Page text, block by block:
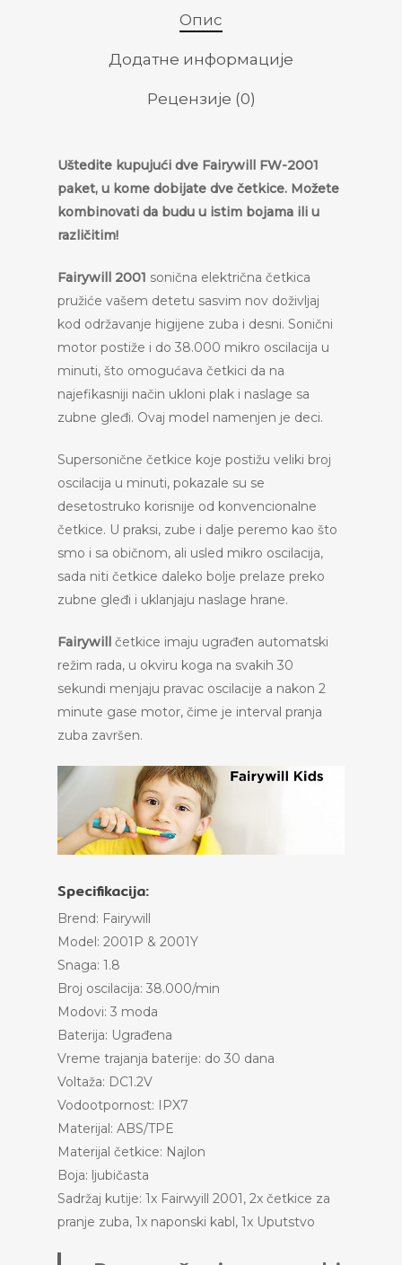
Опис
Додатне информације
Рецензије (0)
Uštedite kupujući dve Fairywill FW-2001
paket, u kome dobijate dve četkice. Možete
kombinovati da budu u istim bojama ili u
različitim!
Fairywill 2001 sonična električna četkica
pružiće vašem detetu sasvim nov doživljaj
kod održavanje higijene zuba i desni. Sonični
motor postiže i do 38.000 mikro oscilacija u
minuti, što omogućava četkici da na
najefikasniji način ukloni plak i naslage sa
zubne gleđi. Ovaj model namenjen je deci.
Supersonične četkice koje postižu veliki broj
oscilacija u minuti, pokazale su se
desetostruko korisnije od konvencionalne
četkice. U praksi, zube i dalje peremo kao što
smo i sa običnom, ali usled mikro oscilacija,
sada niti četkice daleko bolje prelaze preko
zubne gleđi i uklanjaju naslage hrane.
Fairywill četkice imaju ugrađen automatski
režim rada, u okviru koga na svakih 30
sekundi menjaju pravac oscilacije a nakon 2
minute gase motor, čime je interval pranja
zuba završen.
Specifikacija:
Brend: Fairywill
Model: 2001P & 2001Y
Snaga: 1.8
Broj oscilacija: 38.000/min
Modovi: 3 moda
Baterija: Ugrađena
Vreme trajanja baterije: do 30 dana
Voltaža: DC1.2V
Vodootpornost: IPX7
Materijal: ABS/TPE
Materijal četkice: Najlon
Boja: ljubičasta
Sadržaj kutije: 1x Fairwyill 2001, 2x četkice za
pranje zuba, 1x naponski kabl, 1x Uputstvo